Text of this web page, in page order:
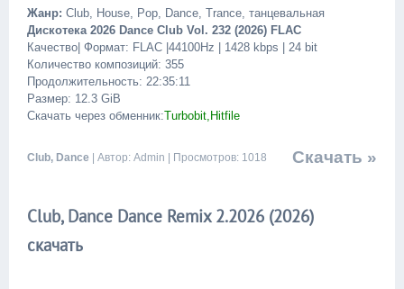
Жанр: Club, House, Pop, Dance, Trance, танцевальная
Дискотека 2026 Dance Club Vol. 232 (2026) FLAC
Качество| Формат: FLAC |44100Hz | 1428 kbps | 24 bit
Количество композиций: 355
Продолжительность: 22:35:11
Размер: 12.3 GiB
Скачать через обменник:Turbobit,Hitfile
Скачать »
Club, Dance | Автор: Admin | Просмотров: 1018
Club, Dance Dance Remix 2.2026 (2026)
скачать